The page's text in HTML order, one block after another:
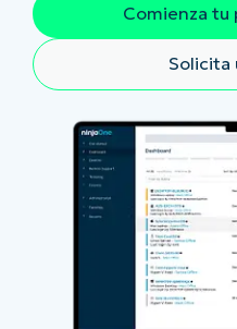
Comienza tu
Solicita